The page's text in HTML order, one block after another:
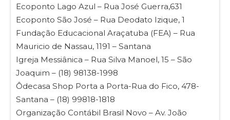
Ecoponto Lago Azul – Rua José Guerra,631
Ecoponto São José – Rua Deodato Izique, 1
Fundação Educacional Araçatuba (FEA) – Rua
Mauricio de Nassau, 1191 – Santana
Igreja Messiânica – Rua Silva Manoel, 15 – São
Joaquim – (18) 98138-1998
Ôdecasa Shop Porta a Porta-Rua do Fico, 478-
Santana – (18) 99818-1818
Organização Contábil Brasil Novo – Av. João